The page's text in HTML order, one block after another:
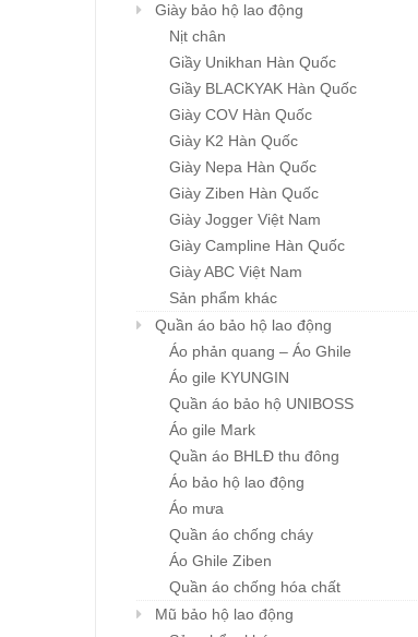
Giày bảo hộ lao động
Nịt chân
Giầy Unikhan Hàn Quốc
Giầy BLACKYAK Hàn Quốc
Giày COV Hàn Quốc
Giày K2 Hàn Quốc
Giày Nepa Hàn Quốc
Giày Ziben Hàn Quốc
Giày Jogger Việt Nam
Giày Campline Hàn Quốc
Giày ABC Việt Nam
Sản phẩm khác
Quần áo bảo hộ lao động
Áo phản quang – Áo Ghile
Áo gile KYUNGIN
Quần áo bảo hộ UNIBOSS
Áo gile Mark
Quần áo BHLĐ thu đông
Áo bảo hộ lao động
Áo mưa
Quần áo chống cháy
Áo Ghile Ziben
Quần áo chống hóa chất
Mũ bảo hộ lao động